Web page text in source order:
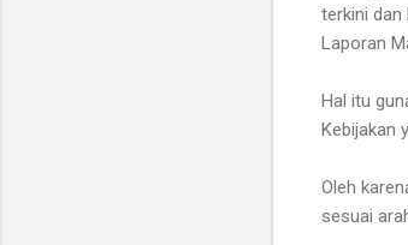
terkini dan
Laporan
Hal itu
Kebijakan
Oleh
sesuai